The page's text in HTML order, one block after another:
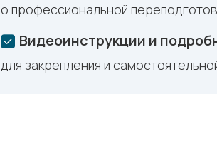
Видеоинструкции и
для закрепления и
о профессиональной